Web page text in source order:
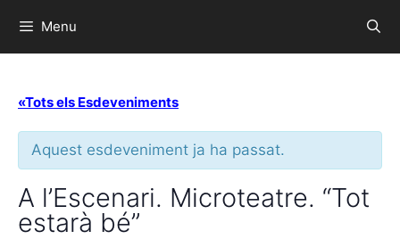
Menu
«Tots els Esdeveniments
Aquest esdeveniment ja ha passat.
A l’Escenari. Microteatre. “Tot
estarà bé”